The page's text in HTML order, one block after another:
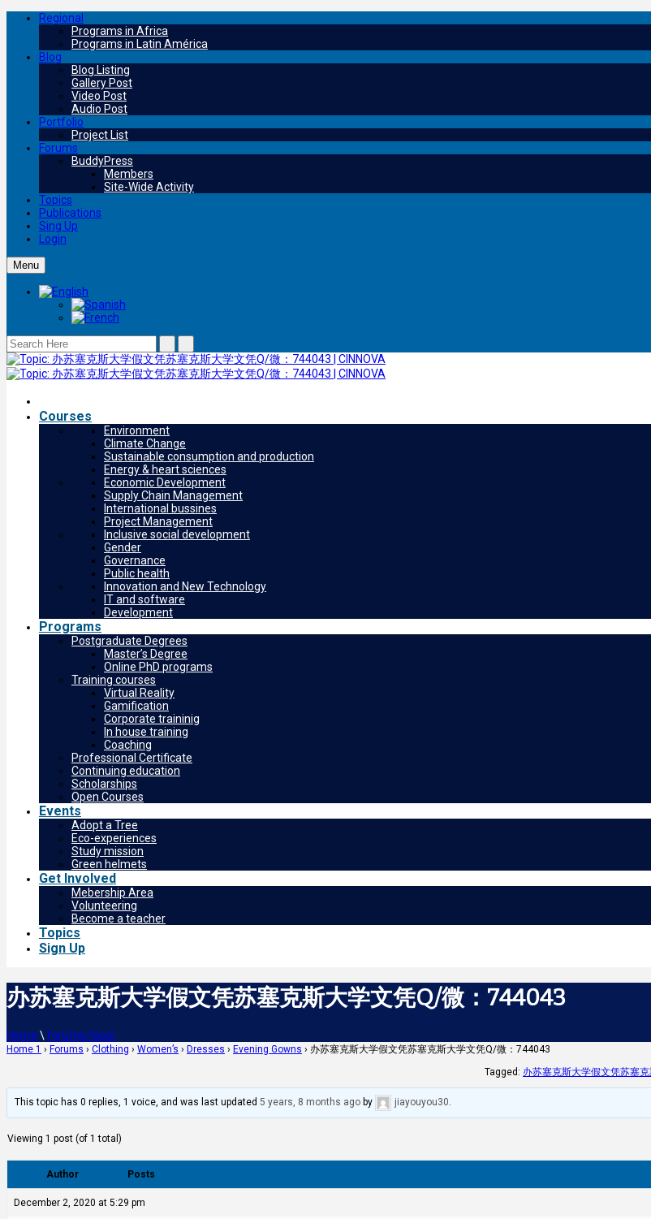
Regional
Programs in Africa
Programs in Latin América
Blog
Blog Listing
Gallery Post
Video Post
Audio Post
Portfolio
Project List
Forums
BuddyPress
Members
Site-Wide Activity
Topics
Publications
Sing Up
Login
Menu
Courses
Environment
Climate Change
Sustainable consumption and production
Energy & heart sciences
Economic Development
Supply Chain Management
International bussines
Project Management
Inclusive social development
Gender
Governance
Public health
Innovation and New Technology
IT and software
Development
Programs
Postgraduate Degrees
Master’s Degree
Online PhD programs
Training courses
Virtual Reality
Gamification
Corporate traininig
In house training
Coaching
Professional Certificate
Continuing education
Scholarships
Open Courses
Events
Adopt a Tree
Eco-experiences
Study mission
Green helmets
Get Involved
Mebership Area
Volunteering
Become a teacher
Topics
Sign Up
办苏塞克斯大学假文凭苏塞克斯大学文凭Q/微：744043
Home \ forums/topic
Home 1 › Forums › Clothing › Women’s › Dresses › Evening Gowns › 办苏塞克斯大学假文凭苏塞克斯大学文凭Q/微：744043
Tagged: 办苏塞克斯大学假文凭苏塞
This topic has 0 replies, 1 voice, and was last updated5 years, 8 months ago by jiayouyou30
Viewing 1 post (of 1 total)
Author Posts
December 2, 2020 at 5:29 pm